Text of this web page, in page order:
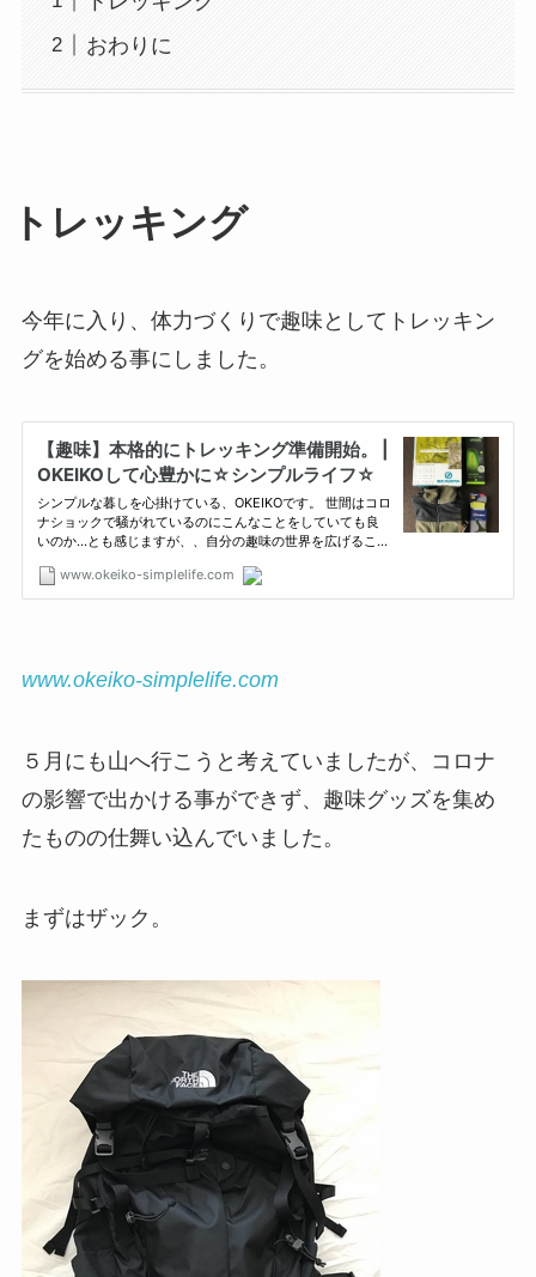
おわりに
トレッキング
今年に入り、体力づくりで趣味としてトレッキン
グを始める事にしました。
www.okeiko-simplelife.com
５月にも山へ行こうと考えていましたが、コロナ
の影響で出かける事ができず、趣味グッズを集め
たものの仕舞い込んでいました。
まずはザック。